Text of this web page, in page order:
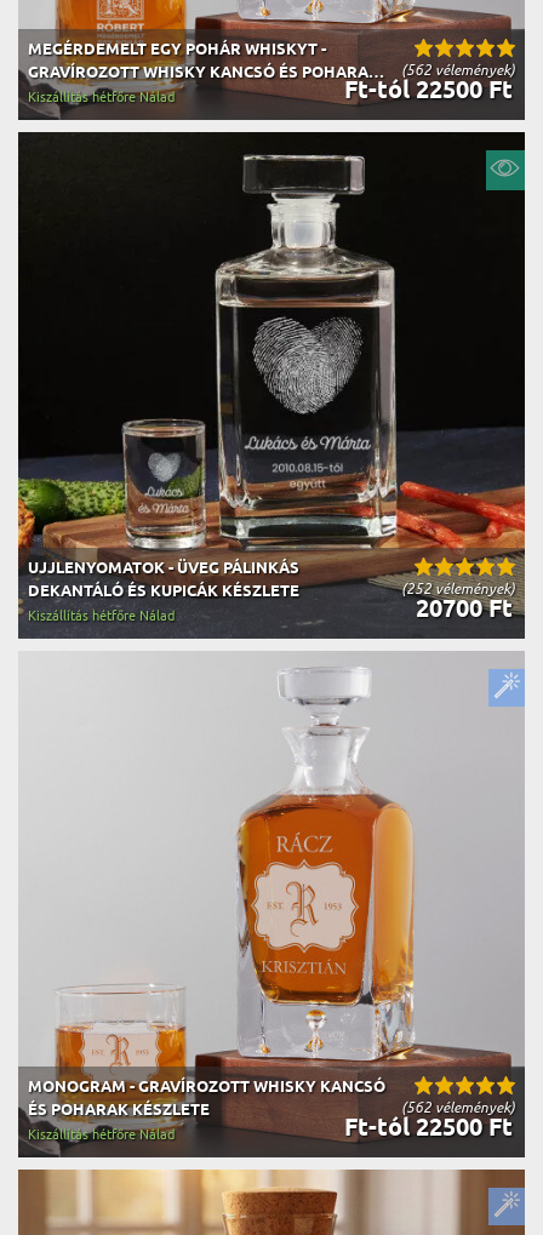
(562 vélemények)
MEGÉRDEMELT EGY POHÁR WHISKYT -
GRAVÍROZOTT WHISKY KANCSÓ ÉS POHARAK
KÉSZLETE
Ft-tól 22500 Ft
Kiszállítás hétfőre Nálad
(252 vélemények)
UJJLENYOMATOK - ÜVEG PÁLINKÁS
DEKANTÁLÓ ÉS KUPICÁK KÉSZLETE
20700 Ft
Kiszállítás hétfőre Nálad
(562 vélemények)
MONOGRAM - GRAVÍROZOTT WHISKY KANCSÓ
ÉS POHARAK KÉSZLETE
Ft-tól 22500 Ft
Kiszállítás hétfőre Nálad